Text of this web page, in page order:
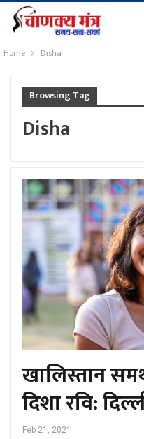
Home Disha
Browsing Tag
Disha
खालिस्तान
दिशा रवि:
Feb 21, 2021